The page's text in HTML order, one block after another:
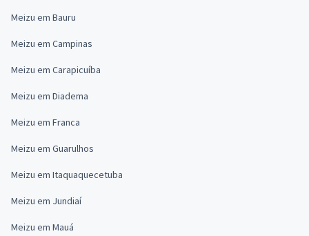
Meizu em Bauru
Meizu em Campinas
Meizu em Carapicuíba
Meizu em Diadema
Meizu em Franca
Meizu em Guarulhos
Meizu em Itaquaquecetuba
Meizu em Jundiaí
Meizu em Mauá